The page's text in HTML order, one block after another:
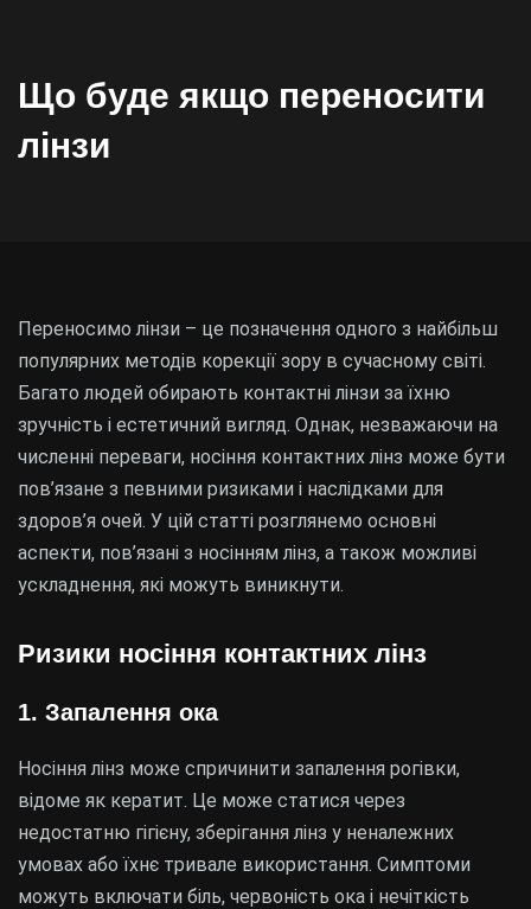
Що буде якщо переносити
лінзи
Переносимо лінзи – це позначення одного з найбільш
популярних методів корекції зору в сучасному світі.
Багато людей обирають контактні лінзи за їхню
зручність і естетичний вигляд. Однак, незважаючи на
численні переваги, носіння контактних лінз може бути
пов’язане з певними ризиками і наслідками для
здоров’я очей. У цій статті розглянемо основні
аспекти, пов’язані з носінням лінз, а також можливі
ускладнення, які можуть виникнути.
Ризики носіння контактних лінз
1. Запалення ока
Носіння лінз може спричинити запалення рогівки,
відоме як кератит. Це може статися через
недостатню гігієну, зберігання лінз у неналежних
умовах або їхнє тривале використання. Симптоми
можуть включати біль, червоність ока і нечіткість